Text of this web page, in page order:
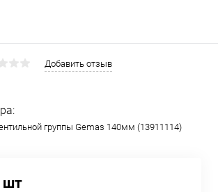
Добавить отзыв
группы Gemas 140мм (13911114)
шт